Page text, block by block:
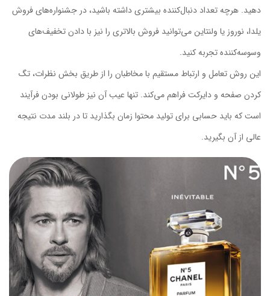
دهید. هرچه تعداد دنبال‌کننده بیشتری داشته باشید، در جشنواره‌های فروش
یلدا، نوروز یا ولنتاین می‌توانید فروش بالاتری را نیز با دادن تخفیف‌های
وسوسه‌کننده تجربه کنید.
این روش تعامل و ارتباط مستقیم با مخاطبان را از طریق بخش نظرات، تگ
کردن صفحه و دایرکت فراهم می‌کند. تنها عیب آن نیز طولانی بودن فرآیند
است که باید حسابی برای تولید محتوا زمان بگذارید تا در بلند مدت نتیجه
عالی از آن بگیرید.